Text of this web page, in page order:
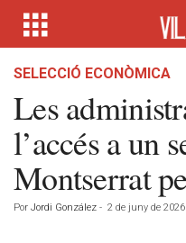
SELECCIÓ ECONÒMICA
Les
l’accés a un
Montserrat
Por Jordi González - 2 de juny de 2026